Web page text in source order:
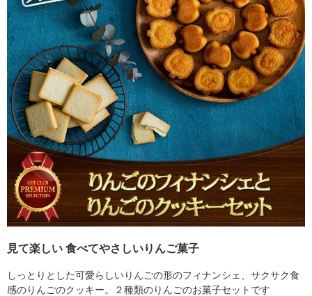
見て楽しい 食べてやさしいりんご菓子
しっとりとした可愛らしいりんごの形のフィナンシェ、サクサク食
感のりんごのクッキー。２種類のりんごのお菓子セットです